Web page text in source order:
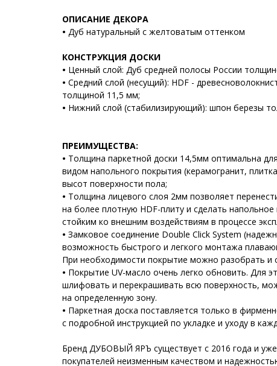
ОПИСАНИЕ ДЕКОРА
• Дуб натуральный с желтоватым оттенком
КОНСТРУКЦИЯ ДОСКИ
• Ценный слой: Дуб средней полосы России
• Средний слой (несущий): HDF -
толщиной 11,5 мм;
• Нижний слой (стабилизирующий): шпон березы
ПРЕИМУЩЕСТВА:
• Толщина паркетной доски 14,5мм оптимальна
видом напольного покрытия (керамогранит,
высот поверхности пола;
• Толщина лицевого слоя 2мм позволяет
на более плотную HDF-плиту и сделать
стойким ко внешним воздействиям в процессе
• Замковое соединение Double Click System
возможность быстрого и легкого монтажа
При необходимости покрытие можно разобрать и
• Покрытие UV-масло очень легко обновить. Для
шлифовать и перекрашивать всю поверхность,
на определенную зону.
• Паркетная доска поставляется только в
с подробной инструкцией по укладке и уходу в
Бренд ДУБОВЫЙ ЯРЪ существует с 2016 года и уже
покупателей неизменным качеством и